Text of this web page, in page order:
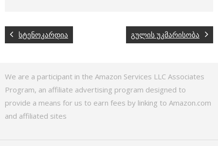
სტენოკარდია გულის უკმარისობა
We are a participant in the Amazon Services LLC Associates
Program, an affiliate advertising program designed to
provide a means for us to earn fees by linking to Amazon.com
and affiliated sites